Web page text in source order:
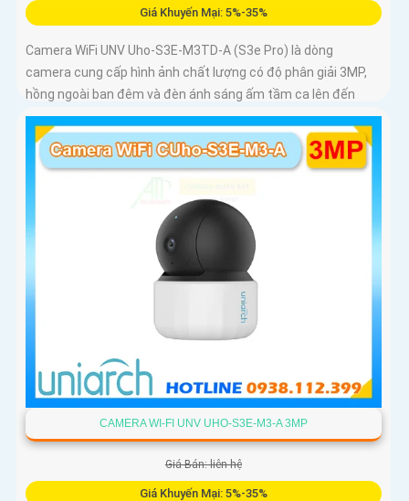
Giá Khuyến Mại: 5%-35%
Camera WiFi UNV Uho-S3E-M3TD-A (S3e Pro) là dòng
camera cung cấp hình ảnh chất lượng có độ phân giải 3MP,
hồng ngoài ban đêm và đèn ánh sáng ấm tầm ca lên đến
10m
CAMERA WI-FI UNV UHO-S3E-M3-A 3MP
Giá Bán: liên hệ
Giá Khuyến Mại: 5%-35%